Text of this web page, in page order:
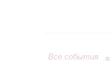
Все события